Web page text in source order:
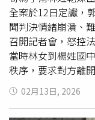
全案於12日定讞，
聞判決情緒崩潰、
召開記者會，怒控
當時林女到楊姓國
秩序，要求對方離
便帶著彈簧刀攻擊
造成楊姓國中生重
02月13日, 2026